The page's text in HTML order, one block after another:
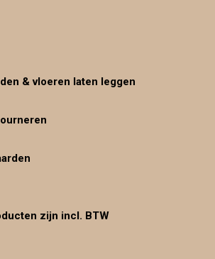
& vloeren laten leggen
zijn incl. BTW